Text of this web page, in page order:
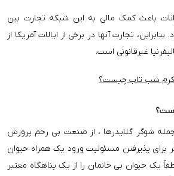
باعث کمک مالی به این شبکه تجارت بین
تجارت آنها در برخی از ایالات آمریکا از
غیرقانونی است.
کرم شب تاب چیست؟
جمله شوگر گلایدرها ، از صنعت بی رحم پرورش
برای پذیرفتن مسئولیت ورود یک همراه حیوان
یک حیوان بی خانمان را از یک پناهگاه معتبر